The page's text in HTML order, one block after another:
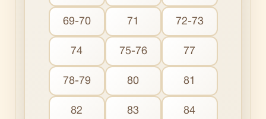
69-70 71 72-73
74 75-76 77
78-79 80 81
82 83 84